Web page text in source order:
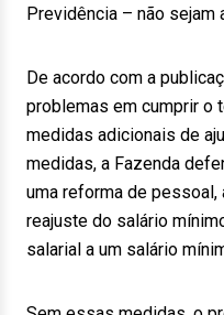
Previdência – não sejam
De acordo com a
problemas em cumprir o
medidas adicionais de
medidas, a Fazenda
uma reforma de pessoal,
reajuste do salário
salarial a um salário